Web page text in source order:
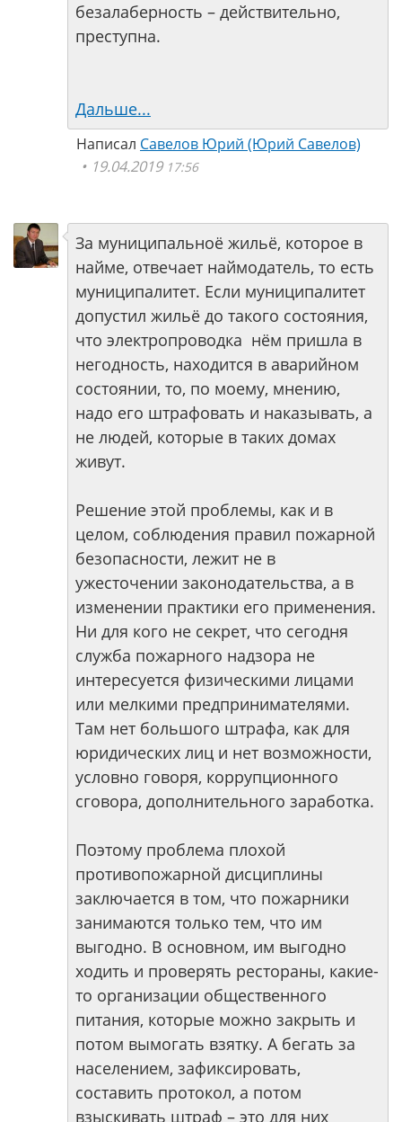
безалаберность – действительно,
преступна.
Дальше...
Написал Савелов Юрий (Юрий Савелов)
19.04.2019 17:56
За муниципальноё жильё, которое в
найме, отвечает наймодатель, то есть
муниципалитет. Если муниципалитет
допустил жильё до такого состояния,
что электропроводка нём пришла в
негодность, находится в аварийном
состоянии, то, по моему, мнению,
надо его штрафовать и наказывать, а
не людей, которые в таких домах
живут.
Решение этой проблемы, как и в
целом, соблюдения правил пожарной
безопасности, лежит не в
ужесточении законодательства, а в
изменении практики его применения.
Ни для кого не секрет, что сегодня
служба пожарного надзора не
интересуется физическими лицами
или мелкими предпринимателями.
Там нет большого штрафа, как для
юридических лиц и нет возможности,
условно говоря, коррупционного
сговора, дополнительного заработка.
Поэтому проблема плохой
противопожарной дисциплины
заключается в том, что пожарники
занимаются только тем, что им
выгодно. В основном, им выгодно
ходить и проверять рестораны, какие-
то организации общественного
питания, которые можно закрыть и
потом вымогать взятку. А бегать за
населением, зафиксировать,
составить протокол, а потом
взыскивать штраф – это для них